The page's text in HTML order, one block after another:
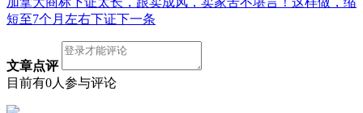
短至7个月左右下证下一条
文章点评
目前有0人参与评论